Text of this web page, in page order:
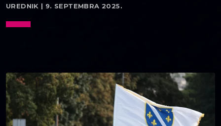
UREDNIK | 9. SEPTEMBRA 2025.